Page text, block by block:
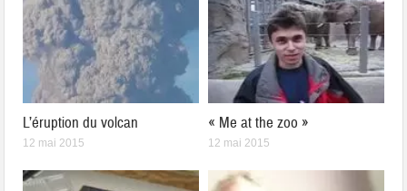
L’éruption du volcan
12 mai 2015
« Me at the zoo »
12 mai 2015